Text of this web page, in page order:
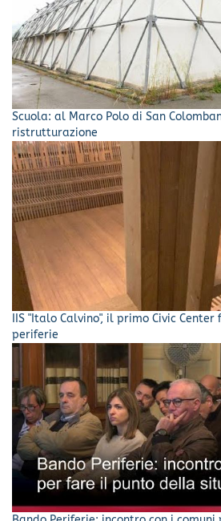
Scuola: al Marco Polo di San
ristrutturazione
IIS "Italo Calvino", il primo Civic
periferie